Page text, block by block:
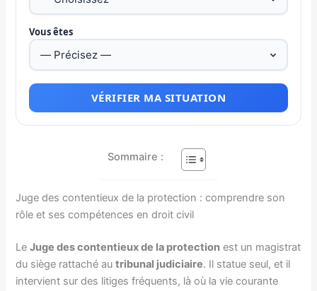
Vous êtes
VÉRIFIER MA SITUATION
Sommaire :
Juge des contentieux de la protection : comprendre son
rôle et ses compétences en droit civil
LeJuge des contentieux de la protection est un magistrat
du siège rattaché autribunal judiciaire. Il statue seul, et il
intervient sur des litiges fréquents, là où la vie courante